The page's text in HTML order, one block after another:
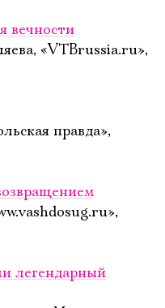
вечности
«VTBrussia.ru»,
правда»,
легендарный